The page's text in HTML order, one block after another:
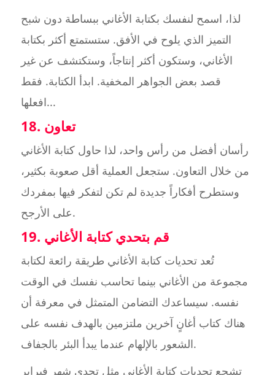
لذا، اسمح لنفسك بكتابة الأغاني ببساطة دون شبح
التميز الذي يلوح في الأفق. ستستمتع أكثر بكتابة
الأغاني، وستكون أكثر إنتاجاً، وستكتشف عن غير
قصد بعض الجواهر المخفية. ابدأ الكتابة. فقط
افعلها...
18. تعاون
رأسان أفضل من رأس واحد، لذا حاول كتابة الأغاني
من خلال التعاون. ستجعل العملية أقل صعوبة بكثير،
وستطرح أفكاراً جديدة لم تكن لتفكر فيها بمفردك
على الأرجح.
19. قم بتحدي كتابة الأغاني
تُعد تحديات كتابة الأغاني طريقة رائعة لكتابة
مجموعة من الأغاني بينما تحاسب نفسك في الوقت
نفسه. سيساعدك التضامن المتمثل في معرفة أن
هناك كتاب أغانٍ آخرين ملتزمين بالهدف نفسه على
الشعور بالإلهام عندما يبدأ البئر بالجفاف.
تشجع تحديات كتابة الأغاني مثل تحدي شهر فبراير